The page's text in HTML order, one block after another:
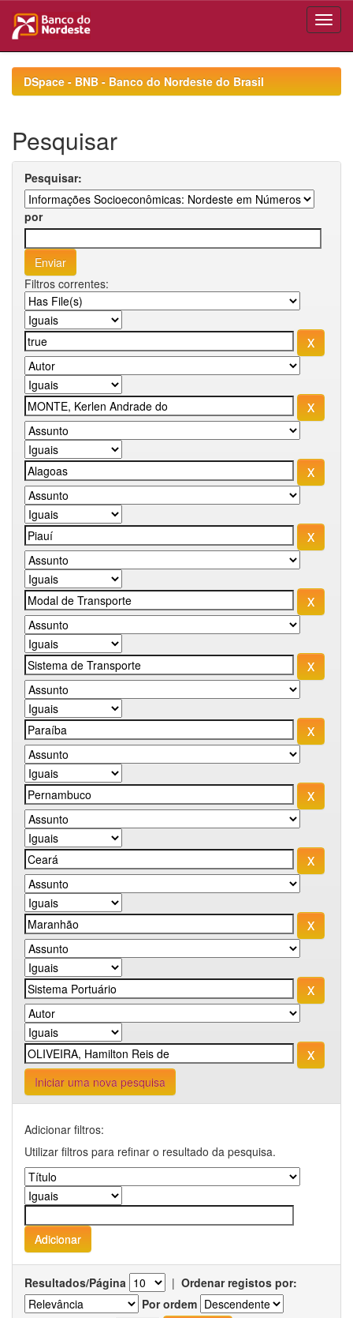
navigationDSpace - BNB - Banco do Nordeste do Brasil
Pesquisar
Pesquisar:
por
Filtros correntes:
Iniciar uma nova pesquisa
Adicionar filtros:
Utilizar filtros para refinar o resultado da pesquisa.
Resultados/Página | Ordenar registos por:
Por ordem